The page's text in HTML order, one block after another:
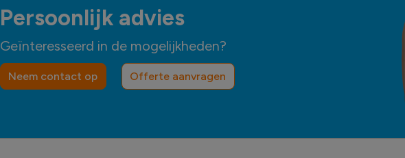
Persoonlijk advies
Geïnteresseerd in de mogelijkheden?
Neem contact op Offerte aanvragen